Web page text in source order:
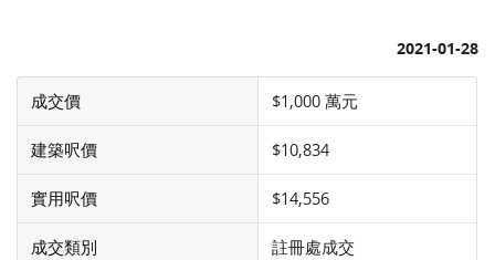
2021-01-28
成交價 $1,000 萬元
建築呎價 $10,834
實用呎價 $14,556
成交類別 註冊處成交